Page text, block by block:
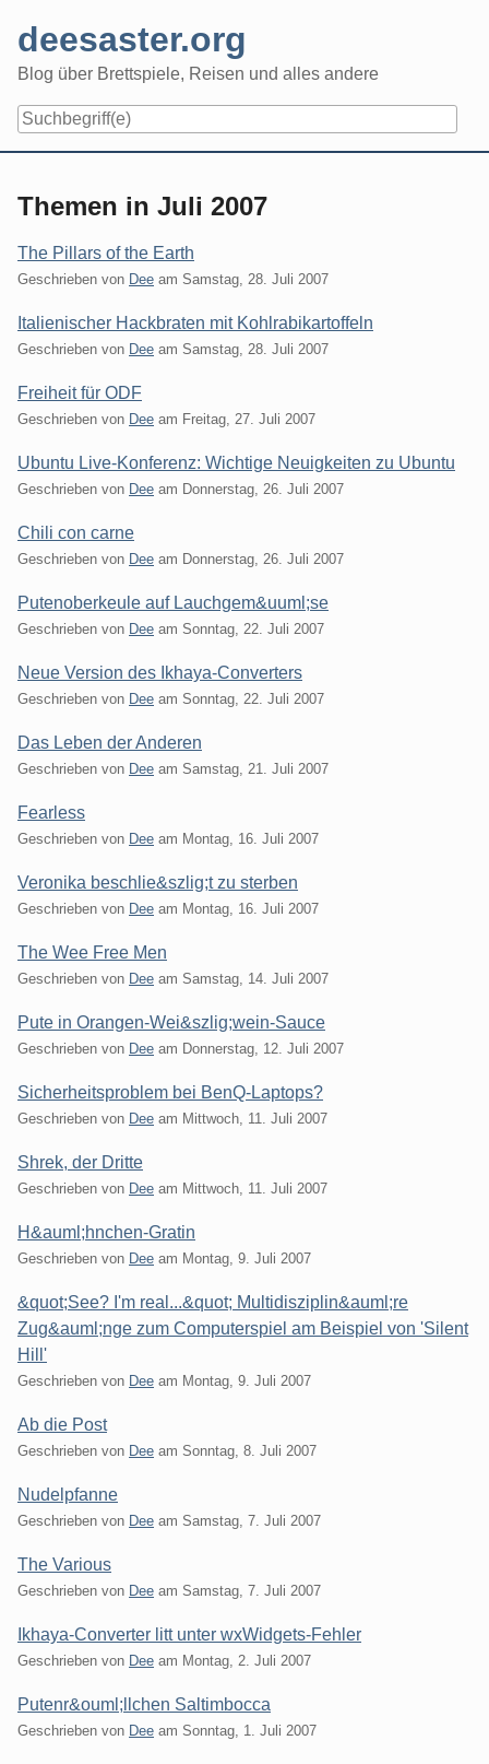
content
deesaster.org
Blog über Brettspiele, Reisen und alles andere
Themen in Juli 2007
The Pillars of the Earth
Geschrieben von Dee am Samstag, 28. Juli 2007
Italienischer Hackbraten mit Kohlrabikartoffeln
Geschrieben von Dee am Samstag, 28. Juli 2007
Freiheit für ODF
Geschrieben von Dee am Freitag, 27. Juli 2007
Ubuntu Live-Konferenz: Wichtige Neuigkeiten zu Ubuntu
Geschrieben von Dee am Donnerstag, 26. Juli 2007
Chili con carne
Geschrieben von Dee am Donnerstag, 26. Juli 2007
Putenoberkeule auf Lauchgem&uuml;se
Geschrieben von Dee am Sonntag, 22. Juli 2007
Neue Version des Ikhaya-Converters
Geschrieben von Dee am Sonntag, 22. Juli 2007
Das Leben der Anderen
Geschrieben von Dee am Samstag, 21. Juli 2007
Fearless
Geschrieben von Dee am Montag, 16. Juli 2007
Veronika beschlie&szlig;t zu sterben
Geschrieben von Dee am Montag, 16. Juli 2007
The Wee Free Men
Geschrieben von Dee am Samstag, 14. Juli 2007
Pute in Orangen-Wei&szlig;wein-Sauce
Geschrieben von Dee am Donnerstag, 12. Juli 2007
Sicherheitsproblem bei BenQ-Laptops?
Geschrieben von Dee am Mittwoch, 11. Juli 2007
Shrek, der Dritte
Geschrieben von Dee am Mittwoch, 11. Juli 2007
H&auml;hnchen-Gratin
Geschrieben von Dee am Montag, 9. Juli 2007
&quot;See? I'm real...&quot; Multidisziplin&auml;re
Zug&auml;nge zum Computerspiel am Beispiel von 'Silent
Hill'
Geschrieben von Dee am Montag, 9. Juli 2007
Ab die Post
Geschrieben von Dee am Sonntag, 8. Juli 2007
Nudelpfanne
Geschrieben von Dee am Samstag, 7. Juli 2007
The Various
Geschrieben von Dee am Samstag, 7. Juli 2007
Ikhaya-Converter litt unter wxWidgets-Fehler
Geschrieben von Dee am Montag, 2. Juli 2007
Putenr&ouml;llchen Saltimbocca
Geschrieben von Dee am Sonntag, 1. Juli 2007